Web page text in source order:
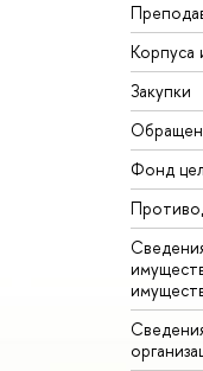
Корпуса
Закупки
Фонд